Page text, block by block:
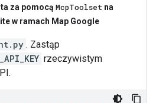
za pomocą McpToolset na
w ramach Map Google
. Zastąp
rzeczywistym